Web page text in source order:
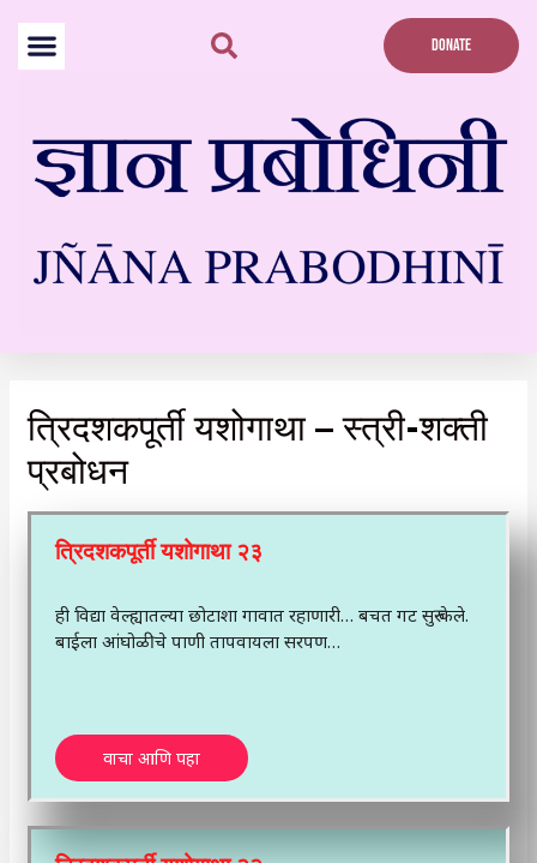
content
DONATE
त्रिदशकपूर्ती यशोगाथा – स्त्री-शक्ती
प्रबोधन
त्रिदशकपूर्ती यशोगाथा २३
ही विद्या वेल्ह्यातल्या छोटाशा गावात रहाणारी… बचत गट सुरु केले.
बाईला आंघोळीचे पाणी तापवायला सरपण…
वाचा आणि पहा